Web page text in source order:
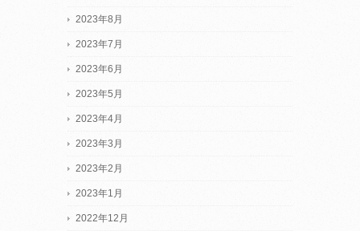
2023年8月
2023年7月
2023年6月
2023年5月
2023年4月
2023年3月
2023年2月
2023年1月
2022年12月